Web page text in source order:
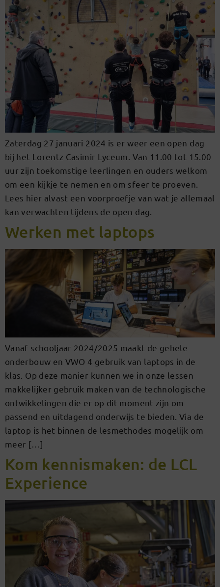
Zaterdag 27 januari 2024 is er weer een open dag
bij het Lorentz Casimir Lyceum. Van 11.00 tot 15.00
uur zijn toekomstige leerlingen en ouders welkom
om een kijkje te nemen en om sfeer te proeven.
Lees hier alvast een voorproefje van wat je allemaal
kan verwachten tijdens de open dag.
Werken met laptops
Vanaf schooljaar 2024/2025 maakt de gehele
onderbouw en VWO 4 gebruik van laptops in de
klas. Op deze manier kunnen we in onze lessen
makkelijker gebruik maken van de technologische
ontwikkelingen die er op dit moment zijn om
passend en uitdagend onderwijs te bieden. Via de
laptop is het binnen de lesmethodes mogelijk om
meer […]
Kom kennismaken: de LCL
Experience